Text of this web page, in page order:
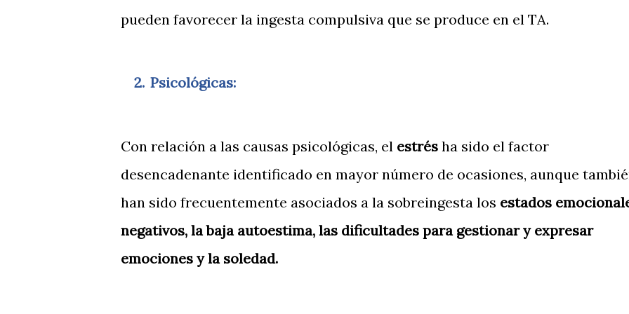
pueden favorecer la ingesta compulsiva que se produce en el TA.
2. Psicológicas:
Con relación a las causas psicológicas, el estrés ha sido el factor
desencadenante identificado en mayor número de ocasiones, aunque
han sido frecuentemente asociados a la sobreingesta los estados
negativos, la baja autoestima, las dificultades para gestionar y expresar
emociones y la soledad.